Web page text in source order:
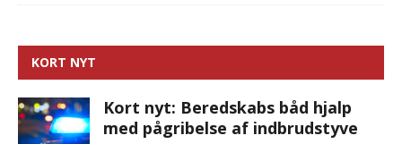
KORT NYT
Kort nyt: Beredskabs båd hjalp
med pågribelse af indbrudstyve